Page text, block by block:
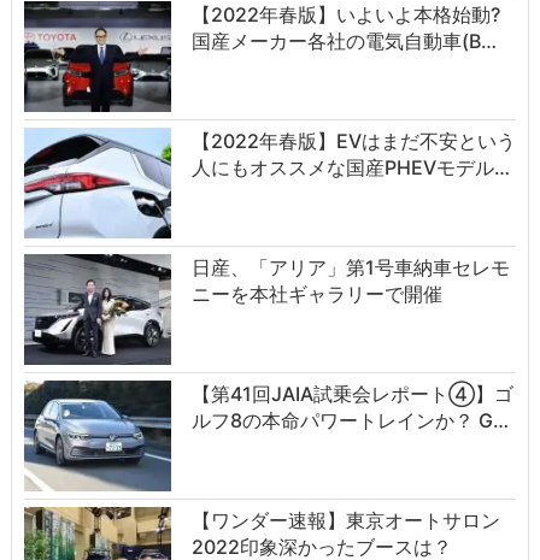
【2022年春版】いよいよ本格始動?
国産メーカー各社の電気自動車(B…
【2022年春版】EVはまだ不安という
人にもオススメな国産PHEVモデル…
日産、「アリア」第1号車納車セレモ
ニーを本社ギャラリーで開催
【第41回JAIA試乗会レポート④】ゴ
ルフ8の本命パワートレインか？ G…
【ワンダー速報】東京オートサロン
2022印象深かったブースは？